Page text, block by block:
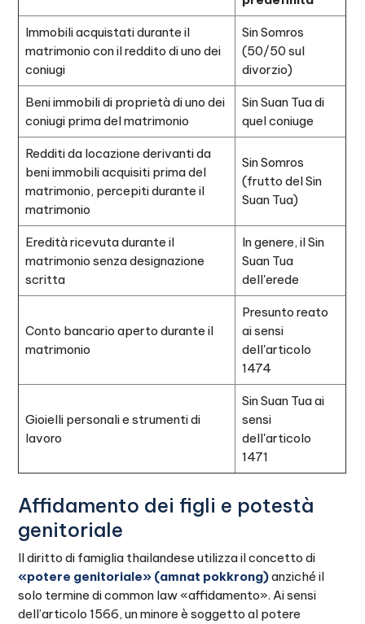
Immobili acquistati durante il
matrimonio con il reddito di uno dei
coniugi
Sin Somros
(50/50 sul
divorzio)
Beni immobili di proprietà di uno dei
coniugi prima del matrimonio
Sin Suan Tua di
quel coniuge
Redditi da locazione derivanti da
beni immobili acquisiti prima del
matrimonio, percepiti durante il
matrimonio
Sin Somros
(frutto del Sin
Suan Tua)
Eredità ricevuta durante il
matrimonio senza designazione
scritta
In genere, il Sin
Suan Tua
dell'erede
Conto bancario aperto durante il
matrimonio
Presunto reato
ai sensi
dell'articolo
1474
Gioielli personali e strumenti di
lavoro
Sin Suan Tua ai
sensi
dell'articolo
1471
Affidamento dei figli e potestà
genitoriale
Il diritto di famiglia thailandese utilizza il concetto di
«potere genitoriale» (amnat pokkrong)anziché il
solo termine di common law «affidamento». Ai sensi
dell’articolo 1566, un minore è soggetto al potere